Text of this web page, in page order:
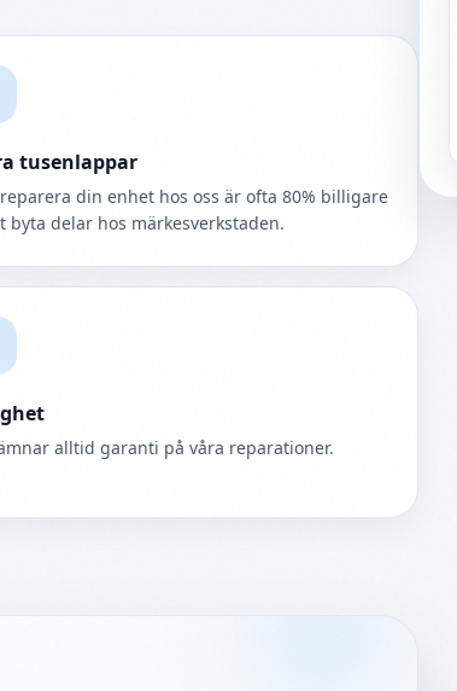
tusenlappar
din enhet hos oss är ofta 80% billigare
byta delar hos märkesverkstaden.
alltid garanti på våra reparationer.